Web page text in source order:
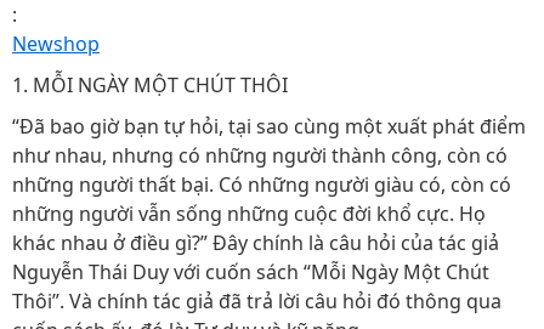
:
Newshop
1. MỖI NGÀY MỘT CHÚT THÔI
“Đã bao giờ bạn tự hỏi, tại sao cùng một xuất phát điểm
như nhau, nhưng có những người thành công, còn có
những người thất bại. Có những người giàu có, còn có
những người vẫn sống những cuộc đời khổ cực. Họ
khác nhau ở điều gì?” Đây chính là câu hỏi của tác giả
Nguyễn Thái Duy với cuốn sách “Mỗi Ngày Một Chút
Thôi”. Và chính tác giả đã trả lời câu hỏi đó thông qua